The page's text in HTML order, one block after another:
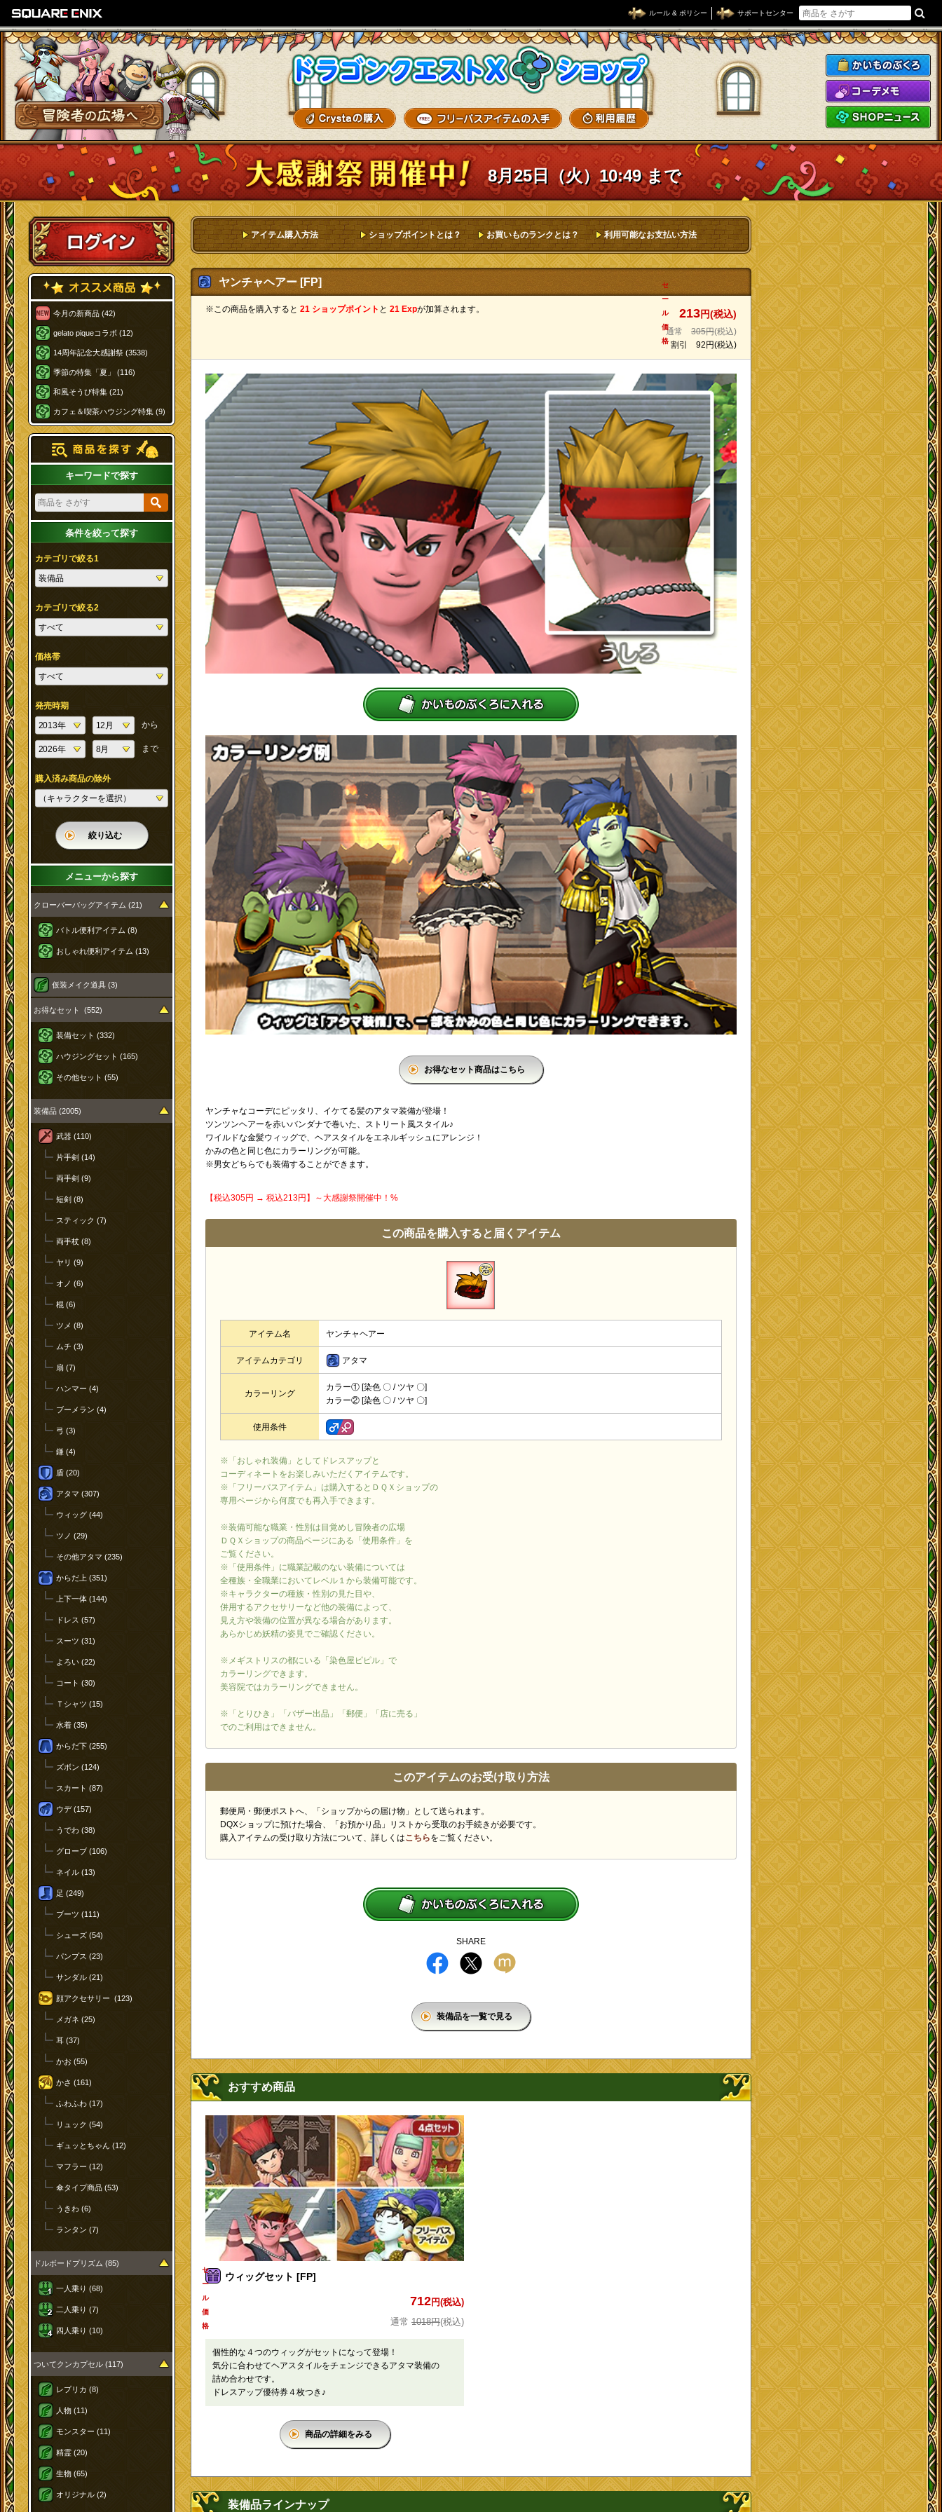
ルール & ポリシー サポートセンター
冒険者の広場へ
ドラゴンクエストXショップ
8月25日（火）10:49 まで
ログイン
今月の新商品 (42)
gelato piqueコラボ (12)
14周年記念大感謝祭 (3538)
季節の特集「夏」 (116)
和風そうび特集 (21)
カフェ＆喫茶ハウジング特集 (9)
キーワードで探す
条件を絞って探す
カテゴリで絞る1
カテゴリで絞る2
価格帯
発売時期
から
まで
購入済み商品の除外
絞り込む
メニューから探す
クローバーバッグアイテム (21)
バトル便利アイテム (8)
おしゃれ便利アイテム (13)
仮装メイク道具 (3)
お得なセット (552)
装備セット (332)
ハウジングセット (165)
その他セット (55)
装備品 (2005)
武器 (110)
片手剣 (14)
両手剣 (9)
短剣 (8)
スティック (7)
両手杖 (8)
ヤリ (9)
オノ (6)
棍 (6)
ツメ (8)
ムチ (3)
扇 (7)
ハンマー (4)
ブーメラン (4)
弓 (3)
鎌 (4)
盾 (20)
アタマ (307)
ウィッグ (44)
ツノ (29)
その他アタマ (235)
からだ上 (351)
上下一体 (144)
ドレス (57)
スーツ (31)
よろい (22)
コート (30)
Ｔシャツ (15)
水着 (35)
からだ下 (255)
ズボン (124)
スカート (87)
ウデ (157)
うでわ (38)
グローブ (106)
ネイル (13)
足 (249)
ブーツ (111)
シューズ (54)
パンプス (23)
サンダル (21)
顔アクセサリー (123)
メガネ (25)
耳 (37)
かお (55)
かさ (161)
ふわふわ (17)
リュック (54)
ギュッとちゃん (12)
マフラー (12)
傘タイプ商品 (53)
うきわ (6)
ランタン (7)
ドルボードプリズム (85)
一人乗り (68)
二人乗り (7)
四人乗り (10)
ついてクンカプセル (117)
レプリカ (8)
人物 (11)
モンスター (11)
精霊 (20)
生物 (65)
オリジナル (2)
アイテム購入方法 ショップポイントとは？ お買いものランクとは？ 利用可能なお支払い方法
ヤンチャヘアー [FP]
※この商品を購入すると 21 ショップポイント と 21 Expが加算されます。
セ
ー
ル
価
格
213円(税込)
通常 305円(税込)
割引 92円(税込)
お得なセット商品はこちら
ヤンチャなコーデにピッタリ、イケてる髪のアタマ装備が登場！
ツンツンヘアーを赤いバンダナで巻いた、ストリート風スタイル♪
ワイルドな金髪ウィッグで、ヘアスタイルをエネルギッシュにアレンジ！
かみの色と同じ色にカラーリングが可能。
※男女どちらでも装備することができます。
【税込305円 → 税込213円】～大感謝祭開催中！%
この商品を購入すると届くアイテム
アイテム名 ヤンチャヘアー
アイテムカテゴリ アタマ
カラーリング
カラー① [染色 〇 / ツヤ 〇]
カラー② [染色 〇 / ツヤ 〇]
使用条件
※「おしゃれ装備」としてドレスアップと
コーディネートをお楽しみいただくアイテムです。
※「フリーパスアイテム」は購入するとＤＱＸショップの
専用ページから何度でも再入手できます。
※装備可能な職業・性別は目覚めし冒険者の広場
ＤＱＸショップの商品ページにある「使用条件」を
ご覧ください。
※「使用条件」に職業記載のない装備については
全種族・全職業においてレベル１から装備可能です。
※キャラクターの種族・性別の見た目や、
併用するアクセサリーなど他の装備によって、
見え方や装備の位置が異なる場合があります。
あらかじめ妖精の姿見でご確認ください。
※メギストリスの都にいる「染色屋ピピル」で
カラーリングできます。
美容院ではカラーリングできません。
※「とりひき」「バザー出品」「郵便」「店に売る」
でのご利用はできません。
このアイテムのお受け取り方法
郵便局・郵便ポストへ、「ショップからの届け物」として送られます。
DQXショップに預けた場合、「お預かり品」リストから受取のお手続きが必要です。
購入アイテムの受け取り方法について、詳しくはこちらをご覧ください。
SHARE
装備品を一覧で見る
おすすめ商品
ウィッグセット [FP]
セ
ー
ル
価
格
712円(税込)
1018円(税込)
個性的な４つのウィッグがセットになって登場！
気分に合わせてヘアスタイルをチェンジできるアタマ装備の
詰め合わせです。
ドレスアップ優待券４枚つき♪
商品の詳細をみる
装備品ラインナップ